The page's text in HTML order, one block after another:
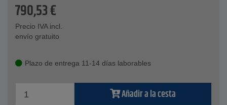
790,53€
Precio IVA incl.
envío gratuito
Plazo de entrega 11-14 días laborables
Añadir a la cesta